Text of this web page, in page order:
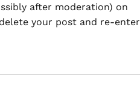
after moderation) on
your post and re-enter